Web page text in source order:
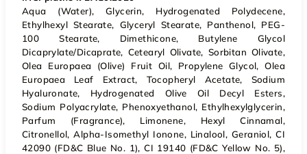
Aqua (Water), Glycerin, Hydrogenated Polydecene,
Ethylhexyl Stearate, Glyceryl Stearate, Panthenol, PEG-
100 Stearate, Dimethicone, Butylene Glycol
Dicaprylate/Dicaprate, Cetearyl Olivate, Sorbitan Olivate,
Olea Europaea (Olive) Fruit Oil, Propylene Glycol, Olea
Europaea Leaf Extract, Tocopheryl Acetate, Sodium
Hyaluronate, Hydrogenated Olive Oil Decyl Esters,
Sodium Polyacrylate, Phenoxyethanol, Ethylhexylglycerin,
Parfum (Fragrance), Limonene, Hexyl Cinnamal,
Citronellol, Alpha-Isomethyl Ionone, Linalool, Geraniol, CI
42090 (FD&C Blue No. 1), CI 19140 (FD&C Yellow No. 5),